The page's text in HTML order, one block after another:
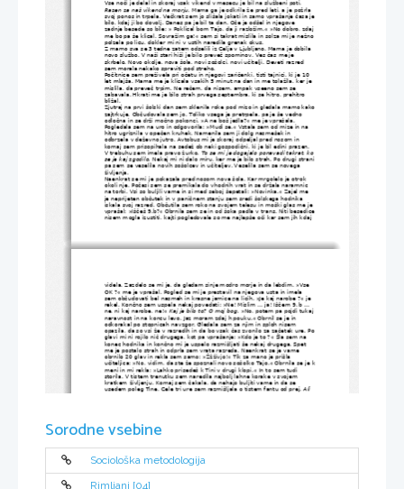
Vse noči je delal in skoraj vsak vikend v mesecu je bil na službeni poti.
Razen za naš vikend na morju. Mama ga je odkrila že pred leti, a je požrla
svoj ponos in trpela. Večkrat sem jo slišala jokati in samo vprašanje časa je
bilo, kdaj ji bo dovolj. Danes pa je bil ta dan. Oče je odšel in njegove
zadnje besede so bile: » Poklical bom Tajo, da ji razložim.« »No dobro, zdaj
me bo pa še klical. Sovražim ga!« sem si takrat mislila in solza mi je nežno
polzela po licu, dokler mi ni v ustih naredila grenak okus.
Z mamo sva se 3 tedne zatem odselili iz Celja v Ljubljano. Mama je dobila
novo službo. V naši stari hiši je bilo preveč spominov. Ves čas me je
skrbelo. Novo okolje, nova šola, novi sošolci, novi učitelji. Deveti razred
sem morala nekako spraviti pod streho.
Počitnice sem preživela pri očetu in njegovi zaričenki, tisti tajnici, ki je 10
let mlajša. Mama me je klicala vsakih 5 minut na dan in me tolažila, ker je
mislila, da preveč trpim. Ne rečem, da nisem, ampak vseeno sem se
zabavala. Hkrati me je bilo strah prvega septembra, ki se hitro, prehitro
bližal.
Zjutraj na prvi šolski dan sem sklenila roke pod mizo in gledala mamo kako
zajtrkuje. Občudovala sem jo. Toliko vsega je pretrpela, pa je še vedno
odločna in se drži močno pokonci. »A ne boš jedla?« me je vprašala.
Pogledala sem na uro in odgovorila: »Mudi se.« Vstala sem od mize in na
hitro ugriznila v opečen kruhek. Namenila sem ji dolg nasmešek in
odbrzela v deževno jutro. Avtobus mi je skoraj odpeljal pred nosom in
komaj sem prisopihala na sedež ob neki gospodični, ki je bil edini prazen.
V trebuhu sem imela pravo žurko. To se mi je dogajalo ponavadi takrat, ko
se je kaj zgodilo. Nekaj mi ni dalo miru, ker me je bilo strah. Po drugi strani
pa sem se veselila novih sošolcev in učiteljev. Veselila sem se novega
življenja.
Naenkrat se mi je pokazala pred nosom nova šola. Kar mrgolelo je otrok
okoli nje. Počasi sem se premikala do vhodnih vrat in se držala naramnic
na torbi. Vsi so buljili vame in si med seboj šepetali: »Novinka.« Zajel me
je neprijeten občutek in v paničnem stanju sem sredi šolskega hodnika
iskala svoj razred. Občutila sem roko na svojem telesu in moški glas me je
vprašal: »Iščeš 9.b?« Obrnila sem se in od šoka padla v trans. Niti besedice
nisem mogla izustiti, kajti pogledovale so me najlepše oči kar sem jih kdaj
videla. Zazdelo se mi je, da gledam sinje modro morje in da lebdim. »Vse
OK ?« me je vprašal. Pogled se mi je prestavil na njegova usta in imela
sem občudovati bel nasmeh in krasne jamice na licih. »Je kaj narobe ?« je
rekel. Končno sem uspela nekaj povedati: »Ne! Mislim ... ja! Iščem 9. b ...
ne, ni kaj narobe, ne!« Kaj je bilo to? O moj bog. »No, potem pa pojdi tukaj
naravnost in na koncu levo. Jaz moram zdaj h pouku.« Obrnil se je in
odkorakal po stopnicah navzgor. Gledala sem za njim in sploh nisem
opazila, da so vsi že v razredih in da bo vsak čas zvonilo za začetek ure. Po
glavi mi ni rojilo nič drugega, kot pa vprašanje: »Kdo je to ?« Šla sem na
konec hodnika in končno mi je uspelo razmišljati še nekaj drugega. Spet
me je postalo strah in odprla sem vrata razreda. Naenkrat se je vame
obrnilo 20 glav in rekla sem samo: »Žžživjo!« Tik za mano je prišla
učiteljica: »No, vidim, da ste že spoznali novo sošolko Tajo.« Obrnila se je k
meni in mi rekla: »Lahko prisedeš k Tini v drugi klopi.« In to sem tudi
storila. V tistem trenutku sem naredila najbolj lahne korake v svojem
kratkem življenju. Komaj sem čakala, da nehajo buljiti vame in da se
usedem poleg Tine. Cele tri ure sem razmišljala o tistem fantu od prej. Ali
nekem fantu na hodniku. Dejala je, da je bil to verjetno Matjaž iz 9. c. »Za
njim norijo vsa dekleta. Raje se ga izogibaj, ker te bo samo izkoristil!« mi
igram glavno vlogo. Tipična najstnica na novi šoli in fant, ki je lep, vendar
pol štirih z mano na sladoled, ti vse povem!« se je nasmehnila in skupaj
Imeli naj bi matematiko. To je bil moj najljubši predmet. Na urniku sem
dolgočasno. Tino sem morala že skoraj na kolenih prositi, da se usede z
Sorodne vsebine
Sociološka metodologija
Rimljani [04]